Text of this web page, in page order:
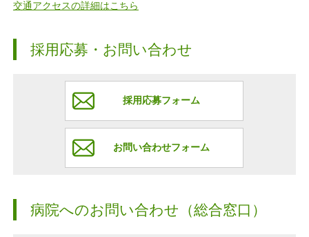
交通アクセスの詳細はこちら
採用応募・お問い合わせ
採用応募フォーム
お問い合わせフォーム
病院へのお問い合わせ（総合窓口）